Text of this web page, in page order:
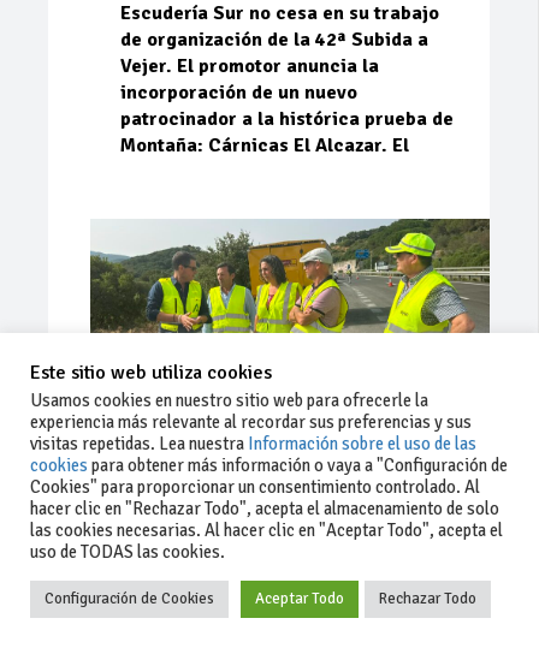
Escudería Sur no cesa en su trabajo
de organización de la 42ª Subida a
Vejer. El promotor anuncia la
incorporación de un nuevo
patrocinador a la histórica prueba de
Montaña: Cárnicas El Alcazar. El
Ago 03, 2026 85 0 0
La Junta implementa mejoras en la
A381 por Los Barrios
Este sitio web utiliza cookies
Usamos cookies en nuestro sitio web para ofrecerle la
experiencia más relevante al recordar sus preferencias y sus
visitas repetidas. Lea nuestra Información sobre el uso de las
cookies para obtener más información o vaya a "Configuración de
Cookies" para proporcionar un consentimiento controlado. Al
hacer clic en "Rechazar Todo", acepta el almacenamiento de solo
las cookies necesarias. Al hacer clic en "Aceptar Todo", acepta el
uso de TODAS las cookies.
Configuración de Cookies Aceptar Todo Rechazar Todo